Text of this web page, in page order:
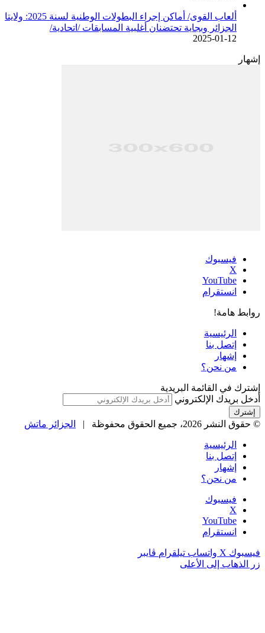
ألعاب القوى/ أماكن إجراء البطولات الوطنية لسنة 2025: ولايتا
الجزائر وبجاية تحتضنان أغلبية المسابقات /اتحادية/
2025-01-12
إشهار
فيسبوك
‫X
‫YouTube
انستقرام
روابط هامة!
الرئيسية
إتصل بنا
إشهار
من نحن؟
إشترك في القائمة البريدية
أدخل بريدك الإلكتروني
© حقوق النشر 2026، جميع الحقوق محفوظة | الجزائر ماتش
الرئيسية
إتصل بنا
إشهار
من نحن؟
فيسبوك
‫X
‫YouTube
انستقرام
فيسبوك ‫X واتساب تيلقرام ڤايبر
زر الذهاب إلى الأعلى